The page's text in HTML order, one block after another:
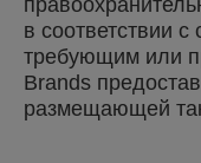
в соответствии
требующим или
Brands
размещающей